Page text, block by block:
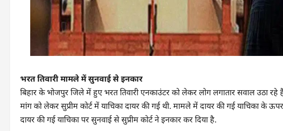
भरत तिवारी मामले में सुनवाई से इनकार
बिहार के भोजपुर जिले में हुए भरत तिवारी एनकाउंटर को लेकर लोग लगातार सवाल उठा
मांग को लेकर सुप्रीम कोर्ट में याचिका दायर की गई थी. मामले में दायर की गई याचिका के
दायर की गई याचिका पर सुनवाई से सुप्रीम कोर्ट ने इनकार कर दिया है.